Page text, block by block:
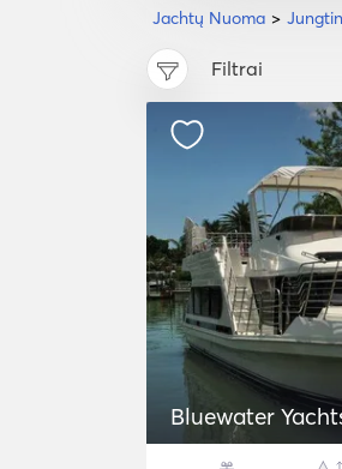
Jachtų Nuoma
Filtrai
Bluewater